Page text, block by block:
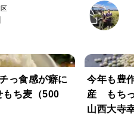
っ食感が癖に
もち麦（500
今年も豊
産 もちっ
山西大寺